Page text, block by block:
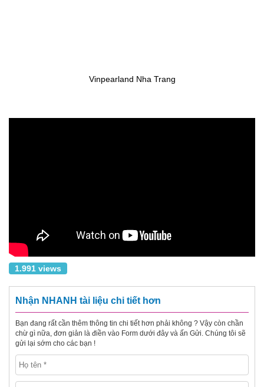
Vinpearland Nha Trang
1.991 views
Nhận NHANH tài liệu chi tiết hơn
Bạn đang rất cần thêm thông tin chi tiết hơn phải không ? Vậy còn chần
chừ gì nữa, đơn giản là điền vào Form dưới đây và ấn Gửi. Chúng tôi sẽ
gửi lại sớm cho các bạn !